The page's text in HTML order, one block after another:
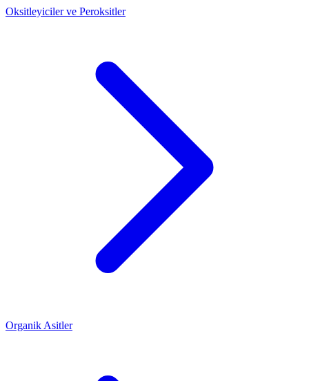
Oksitleyiciler ve Peroksitler
Organik Asitler